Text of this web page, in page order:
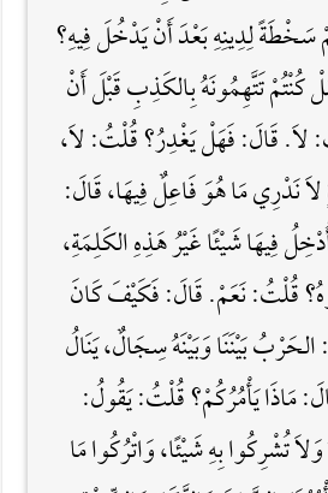
سَخْطَةً لِدِينِهِ بَعْدَ أَنْ يَدْخُلَ فِيهِ؟
تَتَّهِمُونَهُ بِالكَذِبِ قَبْلَ أَنْ
لاَ. قَالَ: فَهَلْ يَغْدِرُ؟ قُلْتُ: لاَ،
نَدْرِي مَا هُوَ فَاعِلٌ فِيهَا، قَالَ:
فِيهَا شَيْئًا غَيْرُ هَذِهِ الكَلِمَةِ،
قُلْتُ: نَعَمْ. قَالَ: فَكَيْفَ كَانَ
بَيْنَنَا وَبَيْنَهُ سِجَالٌ، يَنَالُ
مَاذَا يَأْمُرُكُمْ؟ قُلْتُ: يَقُولُ:
تُشْرِكُوا بِهِ شَيْئًا، وَاتْرُكُوا مَا